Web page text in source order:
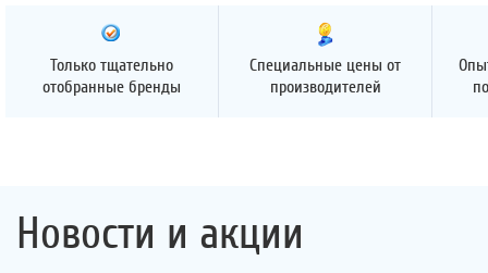
Только тщательно
отобранные бренды
Специальные цены от
производителей
Новости и акции